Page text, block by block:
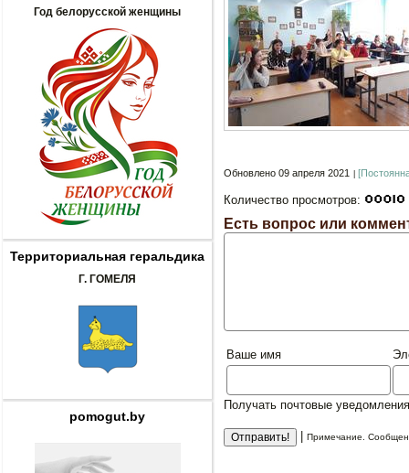
Год белорусской женщины
Территориальная геральдика
Г. ГОМЕЛЯ
pomogut.by
Обновлено 09 апреля 2021
Количество просмотров:
Есть вопрос или
Ваше имя
Получать почтовые
Примечание.